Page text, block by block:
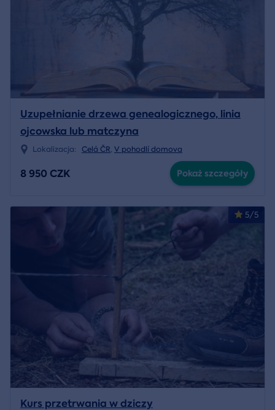
Uzupełnianie drzewa genealogicznego, linia
ojcowska lub matczyna
Lokalizacja: Celá ČR, V pohodlí domova
8 950 CZK Pokaż szczegóły
5/5
Kurs przetrwania w dziczy